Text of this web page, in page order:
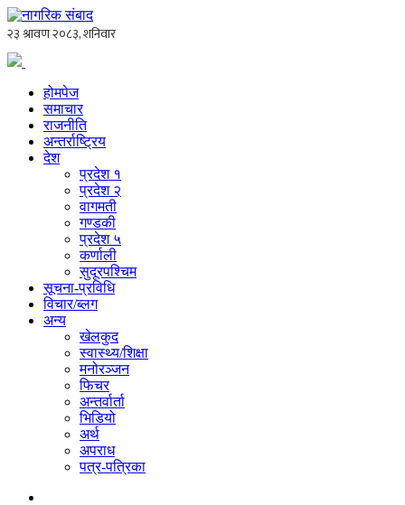
होमपेज
समाचार
राजनीति
अन्तर्राष्ट्रिय
देश
प्रदेश १
प्रदेश २
वागमती
गण्डकी
प्रदेश ५
कर्णाली
सुदूरपश्चिम
सूचना-प्रविधि
विचार/ब्लग
अन्य
खेलकुद
स्वास्थ्य/शिक्षा
मनोरञ्जन
फिचर
अन्तर्वार्ता
भिडियो
अर्थ
अपराध
पत्र-पत्रिका